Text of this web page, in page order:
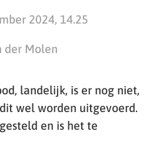
2024, 14.25
der Molen
landelijk, is er nog niet,
wel worden uitgevoerd.
en is het te